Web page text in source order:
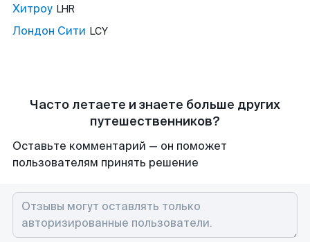
Хитроу LHR
Лондон Сити LCY
Часто летаете и знаете больше других
путешественников?
Оставьте комментарий — он поможет
пользователям принять решение